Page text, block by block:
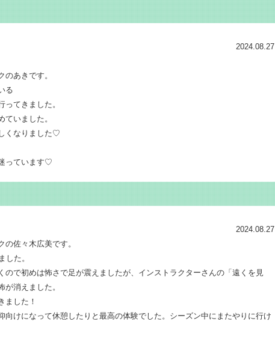
2024.08.27
あきです。
る
てきました。
いました。
くなりました♡
っています♡
2024.08.27
佐々木広美です。
した。
ので初めは怖さで足が震えましたが、インストラクターさんの「遠くを見
消えました。
ました！
向けになって休憩したりと最高の体験でした。シーズン中にまたやりに行け